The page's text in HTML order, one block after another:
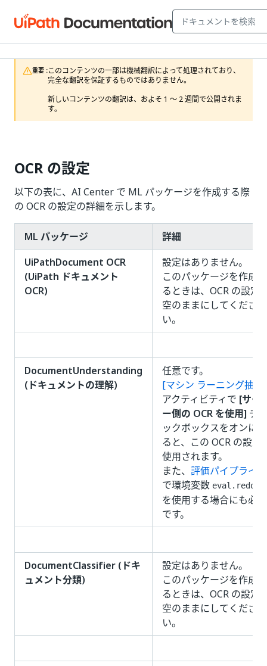
重要 :このコンテンツの一部は機械翻訳によって処理されており、
完全な翻訳を保証するものではありません。
新しいコンテンツの翻訳は、およそ 1 ～ 2 週間で公開されま
す。
OCR の設定
以下の表に、AI Center で ML パッケージを作成する際
の OCR の設定の詳細を示します。
ML パッケージ
詳細
UiPathDocument OCR
(UiPath ドキュメント
OCR)
設定はありません。
このパッケージを作成す
るときは、OCR の設定
空のままにしてくださ
い。
DocumentUnderstanding
(ドキュメントの理解)
任意です。
[マシン ラーニング抽出
アクティビティで [サー
ー側の OCR を使用] チ
ックボックスをオンにす
ると、この OCR の設定
使用されます。
また、 評価パイプライン
で環境変数
を使用する場合にも必要
です。
DocumentClassifier (ドキ
ュメント分類)
設定はありません。
このパッケージを作成す
るときは、OCR の設定
空のままにしてくださ
い。